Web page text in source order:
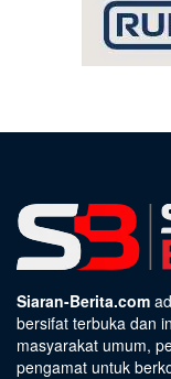
Siaran-Berita.com
bersifat terbuka dan
masyarakat umum,
pengamat untuk